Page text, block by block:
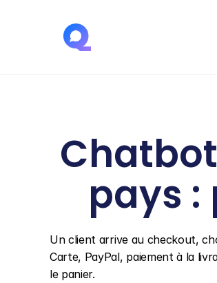
pays
Un client arrive au checkout,
Carte, PayPal, paiement à la
le panier.